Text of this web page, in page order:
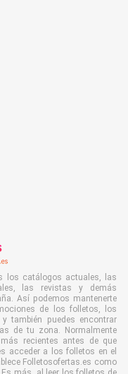
los catálogos actuales, las
las revistas y demás
Así podemos mantenerte
de los folletos, los
también puedes encontrar
de tu zona. Normalmente
recientes antes de que
acceder a los folletos en el
Folletosofertas.es como